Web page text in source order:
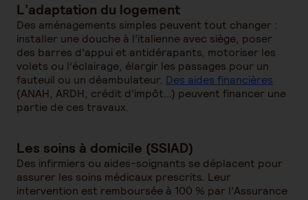
L’adaptation du logement
Des aménagements simples peuvent tout changer :
installer une douche à l’italienne avec siège, poser
des barres d’appui et antidérapants, motoriser les
volets ou l’éclairage, élargir les passages pour un
fauteuil ou un déambulateur. Des aides financières
(ANAH, ARDH, crédit d’impôt…) peuvent financer une
partie de ces travaux.
Les soins à domicile (SSIAD)
Des infirmiers ou aides-soignants se déplacent pour
assurer les soins médicaux prescrits. Leur
intervention est remboursée à 100 % par l’Assurance